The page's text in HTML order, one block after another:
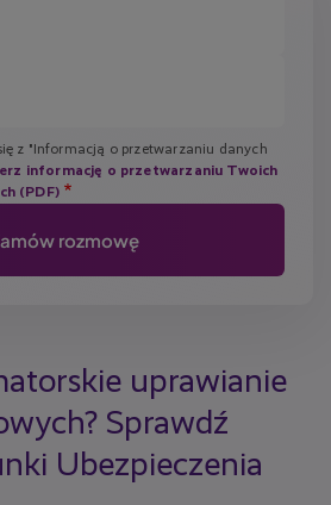
z "Informacją o przetwarzaniu danych
informację o przetwarzaniu Twoich
(PDF)
uprawianie
Sprawdź
Ubezpieczenia